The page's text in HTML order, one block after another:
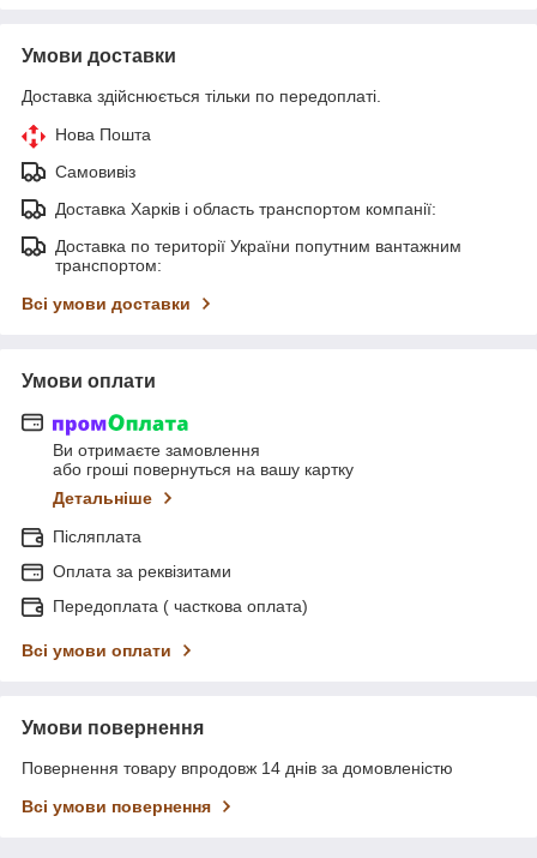
Умови доставки
Доставка здійснюється тільки по передоплаті.
Нова Пошта
Самовивіз
Доставка Харків і область транспортом компанії:
Доставка по території України попутним вантажним
транспортом:
Всі умови доставки
Умови оплати
Ви отримаєте замовлення
або гроші повернуться на вашу картку
Детальніше
Післяплата
Оплата за реквізитами
Передоплата ( часткова оплата)
Всі умови оплати
Умови повернення
Повернення товару впродовж 14 днів за домовленістю
Всі умови повернення